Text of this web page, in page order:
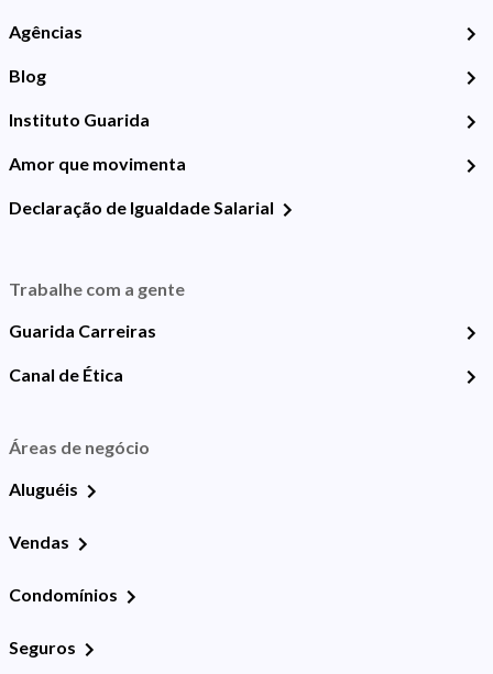
Agências
Blog
Instituto Guarida
Amor que movimenta
Declaração de Igualdade Salarial
Trabalhe com a gente
Guarida Carreiras
Canal de Ética
Áreas de negócio
Aluguéis
Vendas
Condomínios
Seguros